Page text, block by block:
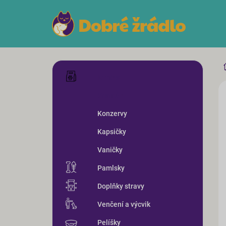
P
Přeskočit
kategorie
Konzervy
Kapsičky
Vaničky
Pamlsky
Doplňky stravy
Venčení a výcvik
Pelíšky